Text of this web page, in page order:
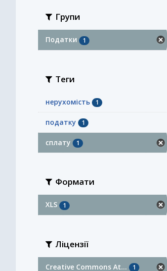
Групи
Податки 1
Теги
нерухомість 1
податку 1
сплату 1
Формати
XLS 1
Ліцензії
Creative Commons At... 1